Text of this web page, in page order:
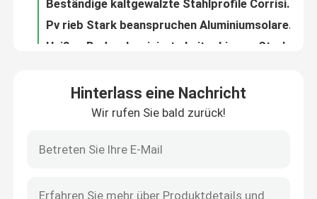
Qualitätskontrolle
Fordern Sie ein Zitat
Pv-Platten-Schienenplatten
Justierbare Sonnenkollektor-Klammer
Heißes Bad-galvanisierte Leitschienen-Strahln-Landstraßen-Leitplanke
Hinterlass eine Nachricht
Wir rufen Sie bald zurück!